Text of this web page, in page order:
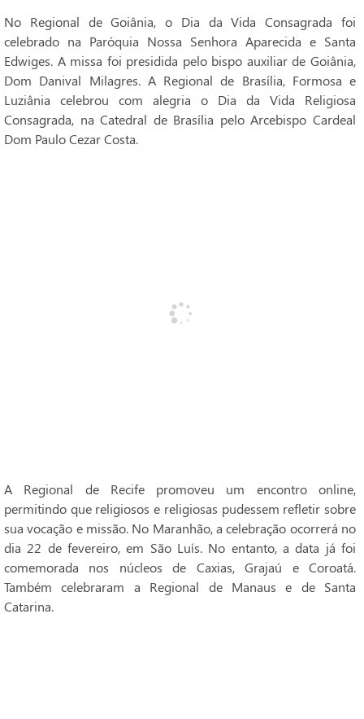
No Regional de Goiânia, o Dia da Vida Consagrada foi
celebrado na Paróquia Nossa Senhora Aparecida e Santa
Edwiges. A missa foi presidida pelo bispo auxiliar de Goiânia,
Dom Danival Milagres. A Regional de Brasília, Formosa e
Luziânia celebrou com alegria o Dia da Vida Religiosa
Consagrada, na Catedral de Brasília pelo Arcebispo Cardeal
Dom Paulo Cezar Costa.
A Regional de Recife promoveu um encontro online,
permitindo que religiosos e religiosas pudessem refletir sobre
sua vocação e missão. No Maranhão, a celebração ocorrerá no
dia 22 de fevereiro, em São Luís. No entanto, a data já foi
comemorada nos núcleos de Caxias, Grajaú e Coroatá.
Também celebraram a Regional de Manaus e de Santa
Catarina.